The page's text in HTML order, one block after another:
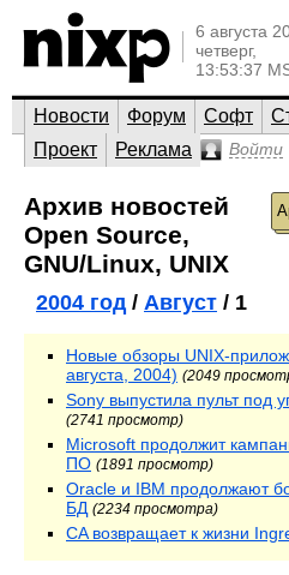
6 августа
четверг,
13:53:37
Новости Форум Софт
Проект
Реклама Войти
Архив новостей
Open Source,
GNU/Linux, UNIX
2004 год/ Август / 1
Новые обзоры UNIX-
августа, 2004) (2049
Sony выпустила пульт под
(2741 просмотр)
Microsoft продолжит
ПО (1891 просмотр)
Oracle и IBM продолжают
БД (2234 просмотра)
CA возвращает к жизни